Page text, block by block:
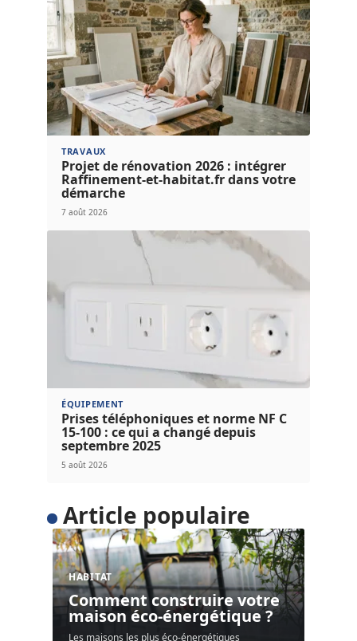
TRAVAUX
Projet de rénovation 2026 : intégrer
Raffinement-et-habitat.fr dans votre
démarche
7 août 2026
ÉQUIPEMENT
Prises téléphoniques et norme NF C
15-100 : ce qui a changé depuis
septembre 2025
5 août 2026
Article populaire
HABITAT
Comment construire votre
maison éco-énergétique ?
Les maisons les plus éco-énergétiques